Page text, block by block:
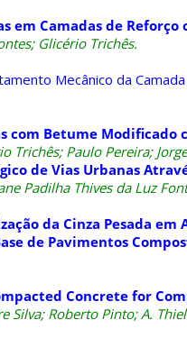
em Camadas de
Glicério Trichês.
Mecânico da Camada
com Betume Modificado
Trichês; Paulo Pereira;
de Vias Urbanas
Padilha Thives da Luz
da Cinza Pesada em
de Pavimentos
Concrete for
Silva; Roberto Pinto; A.